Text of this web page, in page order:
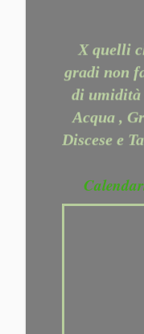
gradi non
di umidità
Acqua ,
Discese e
ci ferma
calcio, a
poker .